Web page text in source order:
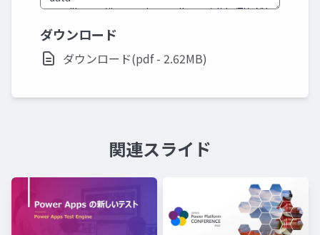
ダウンロード
ダウンロード(pdf - 2.62MB)
関連スライド